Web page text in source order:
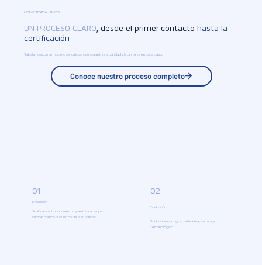
CÓMO TRABAJAMOS
UN PROCESO CLARO desde el primer contacto hasta la
certificación
Trabajamos con un modelo de calidad que garantiza la claridad y la certeza en cada paso.
Conoce nuestro proceso completo
02
Traducción
Traducción con rigor contextual, cultural y
terminológico.
01
Evaluación
Analizamos tu documento y verificamos que
cumpla con los requisitos de la autoridad.